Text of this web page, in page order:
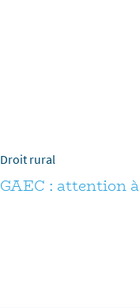
Droit rural
GAEC : attention